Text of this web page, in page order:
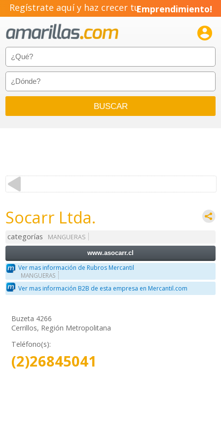
Regístrate aquí y haz crecer tuEmprendimiento!

Socarr Ltda.
categorías MANGUERAS
www.asocarr.cl
Ver mas información de Rubros Mercantil
MANGUERAS
Ver mas información B2B de esta empresa en Mercantil.com
Buzeta 4266
Cerrillos, Región Metropolitana
Teléfono(s):
(2)26845041